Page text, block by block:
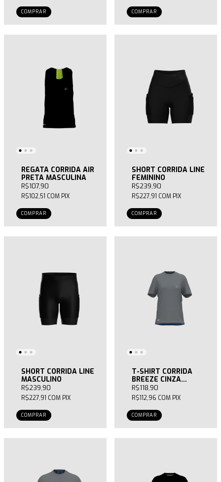
COMPRAR COMPRAR
REGATA CORRIDA AIR
PRETA MASCULINA
R$107,90
R$102,51 COM PIX
COMPRAR
SHORT CORRIDA LINE
FEMININO
R$239,90
R$227,91 COM PIX
COMPRAR
SHORT CORRIDA LINE
MASCULINO
R$239,90
R$227,91 COM PIX
COMPRAR
T-SHIRT CORRIDA
BREEZE CINZA
FEMININA
R$118,90
R$112,96 COM PIX
COMPRAR